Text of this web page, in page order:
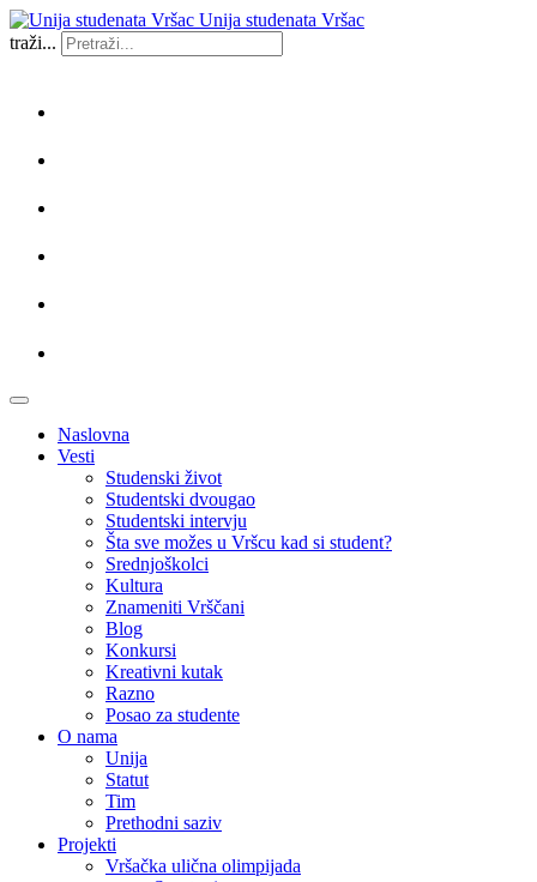
Unija studenata Vršac
traži...
Naslovna
Vesti
Studenski život
Studentski dvougao
Studentski intervju
Šta sve možes u Vršcu kad si student?
Srednjoškolci
Kultura
Znameniti Vrščani
Blog
Konkursi
Kreativni kutak
Razno
Posao za studente
O nama
Unija
Statut
Tim
Prethodni saziv
Projekti
Vršačka ulična olimpijada